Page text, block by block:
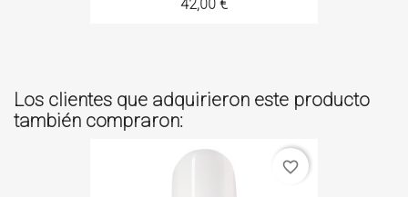
42,00 €
Los clientes que adquirieron este producto
también compraron:
favorite_border